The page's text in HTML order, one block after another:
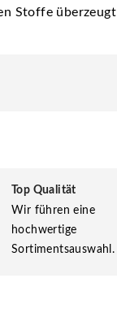
Stoffe überzeugt
Top Qualität
Wir führen eine
hochwertige
Sortimentsauswahl.